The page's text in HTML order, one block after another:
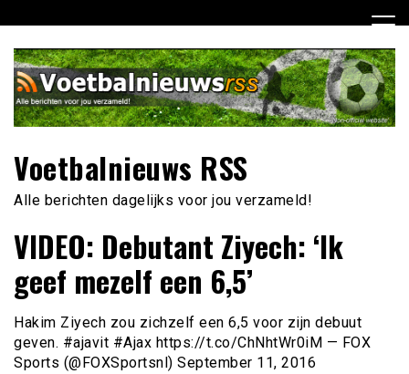
naar
inhoud
Voetbalnieuws RSS
Alle berichten dagelijks voor jou verzameld!
VIDEO: Debutant Ziyech: ‘Ik
geef mezelf een 6,5’
Hakim Ziyech zou zichzelf een 6,5 voor zijn debuut
geven. #ajavit #Ajax https://t.co/ChNhtWr0iM — FOX
Sports (@FOXSportsnl) September 11, 2016